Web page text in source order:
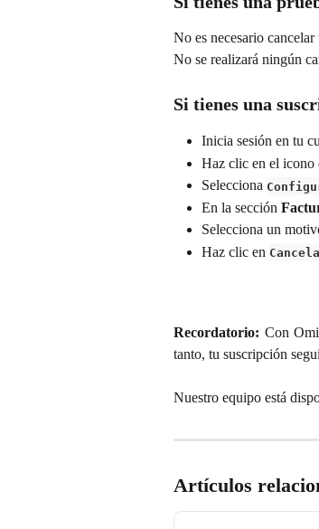
No es necesario
No se realizará ningún
Si tienes una
Inicia sesión en tu
Haz clic en el icono
Selecciona
En la sección
Selecciona un
Haz clic en
Recordatorio: Con
tanto, tu suscripción
Nuestro equipo está
Artículos